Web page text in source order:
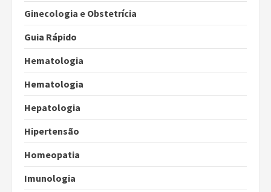
Ginecologia e Obstetrícia
Guia Rápido
Hematologia
Hematologia
Hepatologia
Hipertensão
Homeopatia
Imunologia